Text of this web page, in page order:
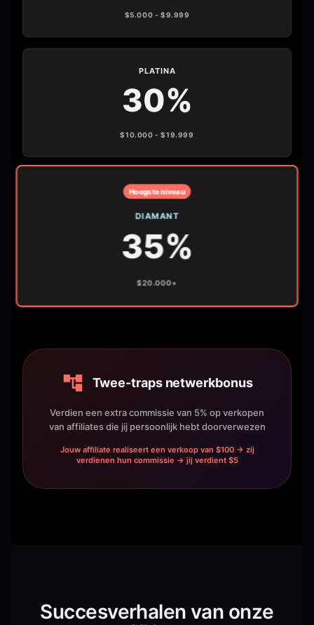
$5.000 - $9.999
PLATINA
30%
$10.000 - $19.999
Hoogste niveau
DIAMANT
35%
$20.000+
Twee-traps netwerkbonus
Verdien een extra commissie van 5% op verkopen
van affiliates die jij persoonlijk hebt doorverwezen
Jouw affiliate realiseert een verkoop van $100 → zij
verdienen hun commissie → jij verdient $5
Succesverhalen van onze